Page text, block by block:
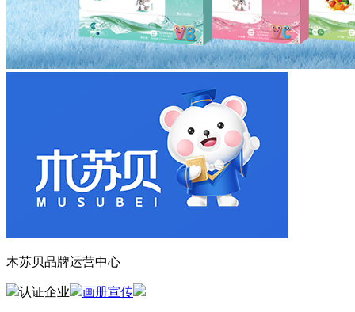
木苏贝品牌运营中心
认证企业 画册宣传